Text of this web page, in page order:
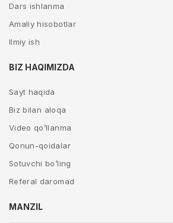
Dars ishlanma
Amaliy hisobotlar
Ilmiy ish
BIZ HAQIMIZDA
Sayt haqida
Biz bilan aloqa
Video qo’llanma
Qonun-qoidalar
Sotuvchi bo’ling
Referal daromad
MANZIL